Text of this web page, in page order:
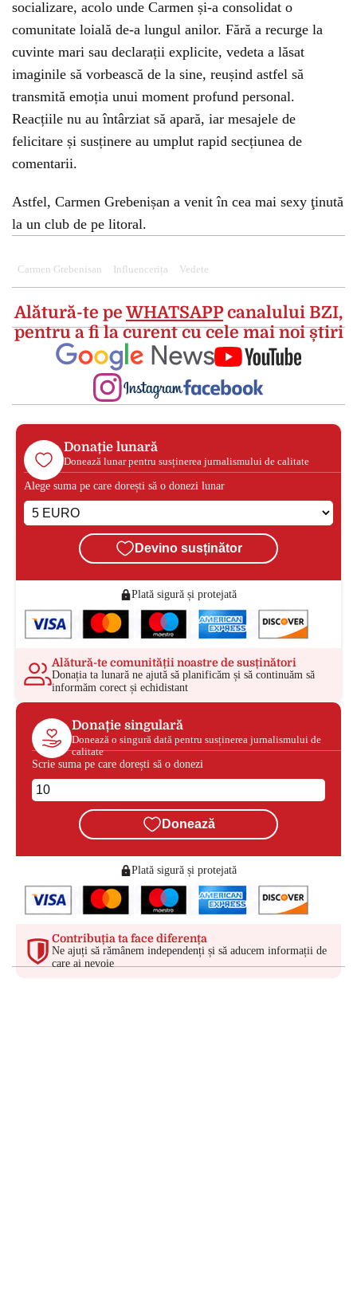
socializare, acolo unde Carmen și-a consolidat o
comunitate loială de-a lungul anilor. Fără a recurge la
cuvinte mari sau declarații explicite, vedeta a lăsat
imaginile să vorbească de la sine, reușind astfel să
transmită emoția unui moment profund personal.
Reacțiile nu au întârziat să apară, iar mesajele de
felicitare și susținere au umplut rapid secțiunea de
comentarii.
Astfel, Carmen Grebenișan a venit în cea mai sexy ţinută
la un club de pe litoral.
Carmen Grebenisan Influencerița Vedete
Alătură-te peWHATSAPPcanalului BZI,
pentru a fi la curent cu cele mai noi știri
Donație lunară
Donează lunar pentru susținerea jurnalismului de calitate
Alege suma pe care dorești să o donezi lunar
Devino susținător
Plată sigură și protejată
Alătură-te comunității noastre de susținători
Donația ta lunară ne ajută să planificăm și să continuăm să
informăm corect și echidistant
Donație singulară
Donează o singură dată pentru susținerea jurnalismului de
calitate
Scrie suma pe care dorești să o donezi
Donează
Plată sigură și protejată
Contribuția ta face diferența
Ne ajuți să rămânem independenți și să aducem informații de
care ai nevoie